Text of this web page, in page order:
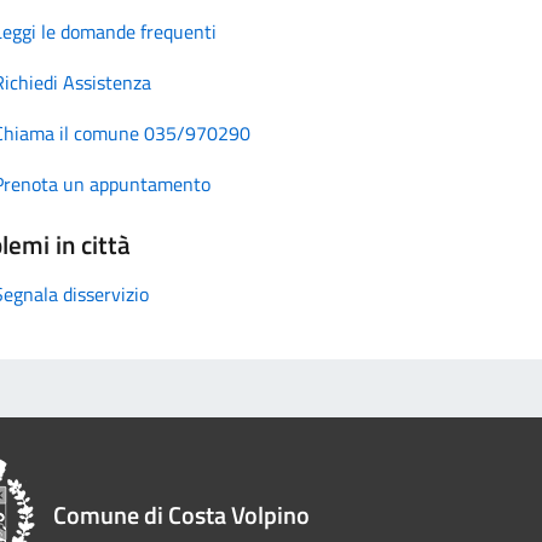
le domande frequenti
Assistenza
il comune 035/970290
un appuntamento
in città
disservizio
Comune di Costa Volpino